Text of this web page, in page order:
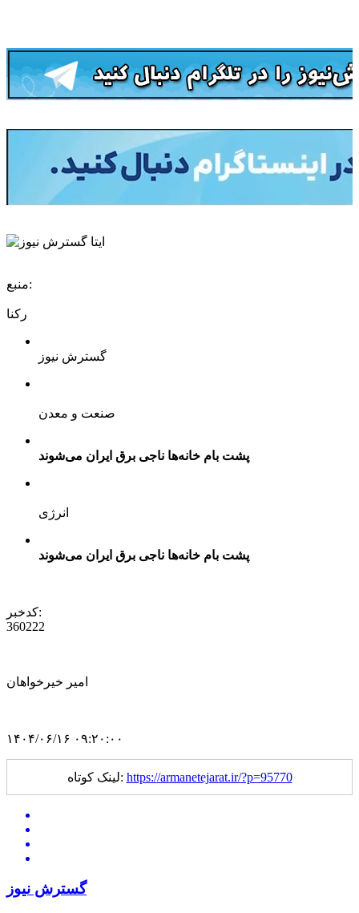
منبع:
رکنا
گسترش نیوز
صنعت و معدن
پشت‌ بام خانه‌ها ناجی برق ایران می‌شوند
انرژی
پشت‌ بام خانه‌ها ناجی برق ایران می‌شوند
کدخبر:
360222
امیر خیرخواهان
۱۴۰۴/۰۶/۱۶ ۰۹:۲۰:۰۰
لینک کوتاه: https://armanetejarat.ir/?p=95770
گسترش نیوز